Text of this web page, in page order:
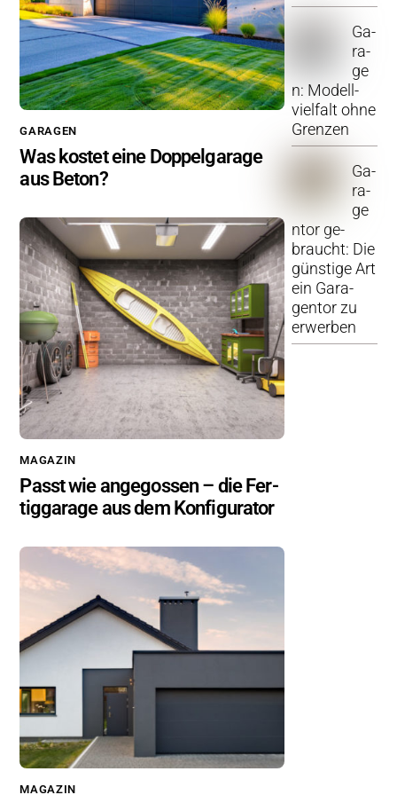
GA­RA­GEN
Was kos­tet eine Dop­pel­ga­ra­ge
aus Beton?
MA­GA­ZIN
Passt wie an­ge­gos­sen – die Fer­
tig­ga­ra­ge aus dem Kon­fi­gu­ra­tor
MA­GA­ZIN
Ga­
ra­
ge
n: Mo­dell­
viel­falt ohne
Gren­zen
Ga­
ra­
ge
n­tor ge­
braucht: Die
güns­ti­ge Art
ein Ga­ra­
gen­tor zu
er­wer­ben